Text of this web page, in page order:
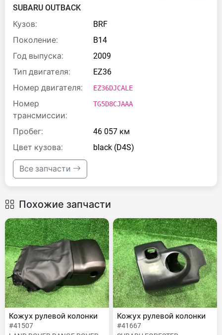
SUBARU OUTBACK
Кузов:
BRF
Поколение:
B14
Год выпуска:
2009
Тип двигателя:
EZ36
Номер двигателя:
EZ36DJCALE
Номер
трансмиссии:
TG5D8CJAAA
Пробег:
46 057 км
Цвет кузова:
black (D4S)
Все запчасти
Похожие запчасти
Кожух рулевой колонки
#41507
Кожух рулевой колонки
#41667